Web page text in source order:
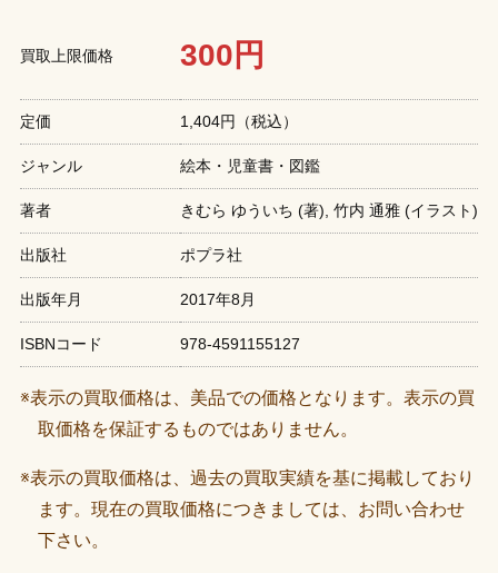
買取上限価格 300円
定価 1,404円（税込）
ジャンル 絵本・児童書・図鑑
著者 きむら ゆういち (著),‎ 竹内 通雅 (イラスト)
出版社 ポプラ社
出版年月 2017年8月
ISBNコード 978-4591155127
※表示の買取価格は、美品での価格となります。表示の買
取価格を保証するものではありません。
※表示の買取価格は、過去の買取実績を基に掲載しており
ます。現在の買取価格につきましては、お問い合わせ
下さい。